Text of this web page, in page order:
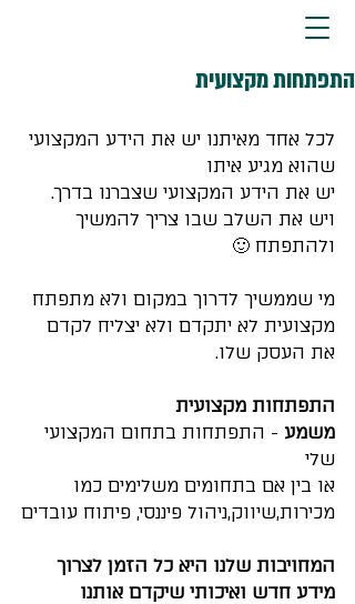
התפתחות מקצועית
לכל אחד מאיתנו יש את הידע המקצועי
שהוא מגיע איתו
יש את הידע המקצועי שצברנו בדרך.
ויש את השלב שבו צריך להמשיך
ולהתפתח 🙂
מי שממשיך לדרוך במקום ולא מתפתח
מקצועית לא יתקדם ולא יצליח לקדם
את העסק שלו.
התפתחות מקצועית
משמע - התפתחות בתחום המקצועי
שלי
או בין אם בתחומים משלימים כמו
מכירות,שיווק,ניהול פיננסי, פיתוח עובדים
המחויבות שלנו היא כל הזמן לצרוך
מידע חדש ואיכותי שיקדם אותנו